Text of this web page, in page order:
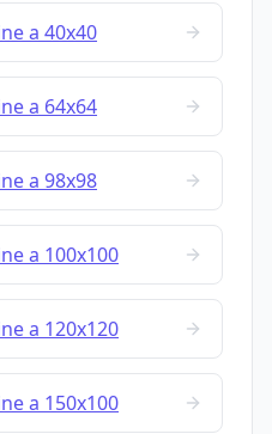
a 40x40
a 64x64
a 98x98
a 100x100
a 120x120
a 150x100